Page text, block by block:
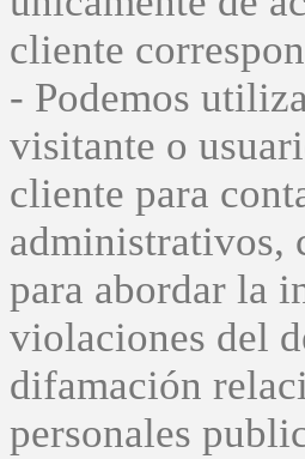
cliente
- Podemos
visitante o
cliente para
administrativos,
para abordar la
violaciones del
difamación
personales